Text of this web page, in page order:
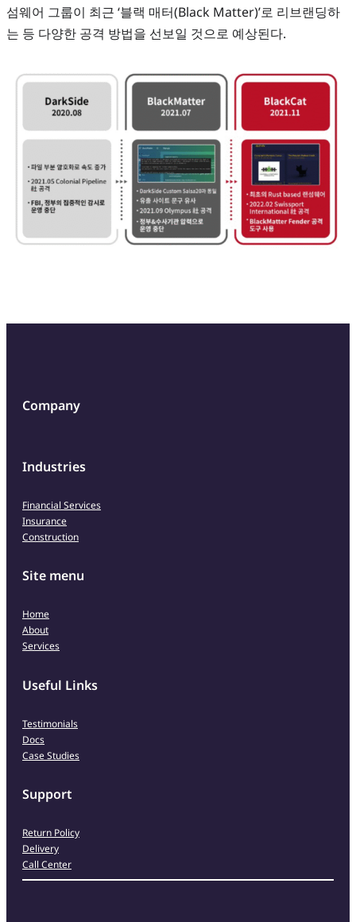
섬웨어 그룹이 최근 ‘블랙 매터(Black Matter)’로 리브랜딩하
는 등 다양한 공격 방법을 선보일 것으로 예상된다.
Company
Industries
Financial Services
Insurance
Construction
Site menu
Home
About
Services
Useful Links
Testimonials
Docs
Case Studies
Support
Return Policy
Delivery
Call Center